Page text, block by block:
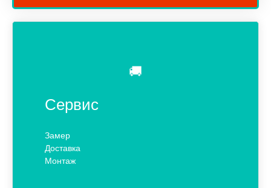
🚚
Сервис
Замер
Доставка
Монтаж